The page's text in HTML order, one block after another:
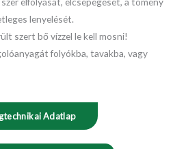
lenyelését.
szert bő vízzel le kell mosni!
folyókba, tavakba, vagy
Adatlap